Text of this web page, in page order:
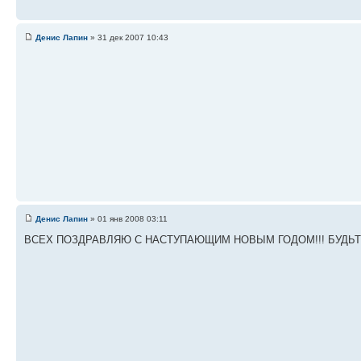
Денис Лапин » 31 дек 2007 10:43
Денис Лапин » 01 янв 2008 03:11
ВСЕХ ПОЗДРАВЛЯЮ С НАСТУПАЮЩИМ НОВЫМ ГОДОМ!!!